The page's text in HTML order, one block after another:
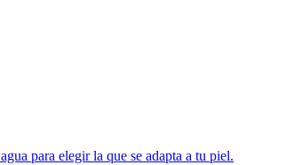
para elegir la que se adapta a tu piel.